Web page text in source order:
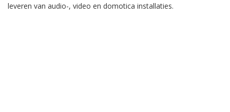
leveren van audio-, video en domotica installaties.